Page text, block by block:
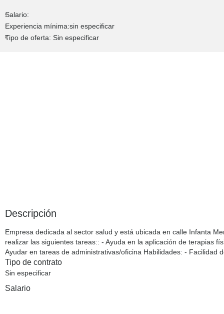
Salario:
Experiencia mínima:sin especificar
Tipo de oferta: Sin especificar
Descripción
Empresa dedicada al sector salud y está ubicada en calle Infanta
realizar las siguientes tareas:: - Ayuda en la aplicación de terapias
Ayudar en tareas de administrativas/oficina Habilidades: - Facilidad
Tipo de contrato
Sin especificar
Salario